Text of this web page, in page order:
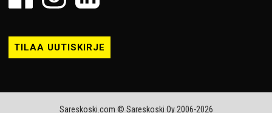
TILAA UUTISKIRJE
Sareskoski.com © Sareskoski Oy 2006-2026